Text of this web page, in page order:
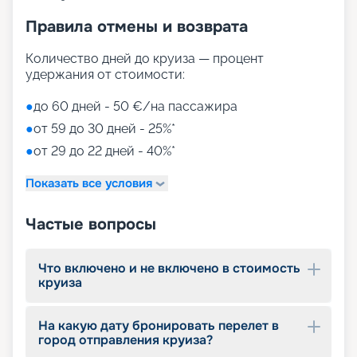
Правила отмены и возврата
Количество дней до круиза — процент
удержания от стоимости:
●до 60 дней - 50 €/на пассажира
●от 59 до 30 дней - 25%*
●от 29 до 22 дней - 40%*
Показать все условия
Частые вопросы
Что включено и не включено в стоимость
круиза
На какую дату бронировать перелет в
город отправления круиза?